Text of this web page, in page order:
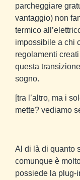
parcheggiare
vantaggio) non
termico
impossibile a chi
regolamenti
questa
sogno.
[tra l’altro, ma i
mette? vediamo
Al di là di quanto
comunque è
possiede la plug-